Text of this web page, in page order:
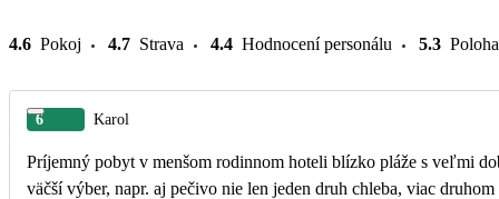
4.6 Pokoj 4.7 Strava 4.4 Hodnocení personálu 5.3 Poloha
6 Karol
Príjemný pobyt v menšom rodinnom hoteli blízko pláže s veľmi
väčší výber, napr. aj pečivo nie len jeden druh chleba, viac